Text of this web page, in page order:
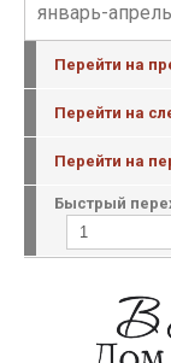
январь-
Перейти на
Перейти на
Перейти на
Быстрый